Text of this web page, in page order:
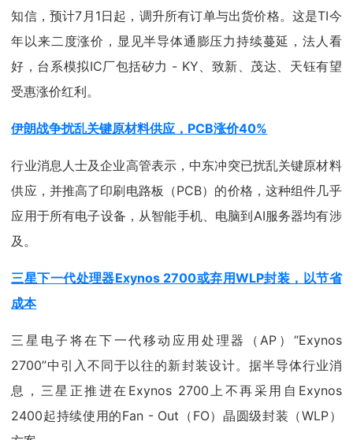
知信，预计7月1日起，调升所有订单与出货价格。这是TI今
年以来二度涨价，显见半导体通膨压力持续蔓延，法人看
好，台系模拟IC厂包括矽力 - KY、致新、茂达、天钰有望
受惠涨价红利。
伊朗战争扰乱关键原材料供应，PCB涨价40%
行业消息人士及企业高管表示，中东冲突已扰乱关键原材料
供应，并推高了印刷电路板（PCB）的价格，这种组件几乎
应用于所有电子设备，从智能手机、电脑到AI服务器均有涉
及。
三星下一代处理器Exynos 2700或弃用WLP封装，以节省
成本
三星电子将在下一代移动应用处理器（AP）“Exynos
2700”中引入不同于以往的新封装设计。据半导体行业消
息，三星正推进在Exynos 2700上不再采用自Exynos
2400起持续使用的Fan - Out（FO）晶圆级封装（WLP）